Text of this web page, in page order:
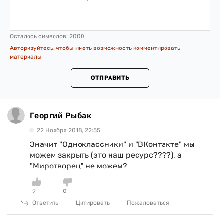
Осталось символов: 2000
Авторизуйтесь, чтобы иметь возможность комментировать
материалы
ОТПРАВИТЬ
Георгий Рыбак
22 Ноября 2018, 22:55
Значит "Одноклассники" и "ВКонтакте" мы
можем закрыть (это наш ресурс????), а
"Миротворец" не можем?
2
0
Ответить
Цитировать Пожаловаться